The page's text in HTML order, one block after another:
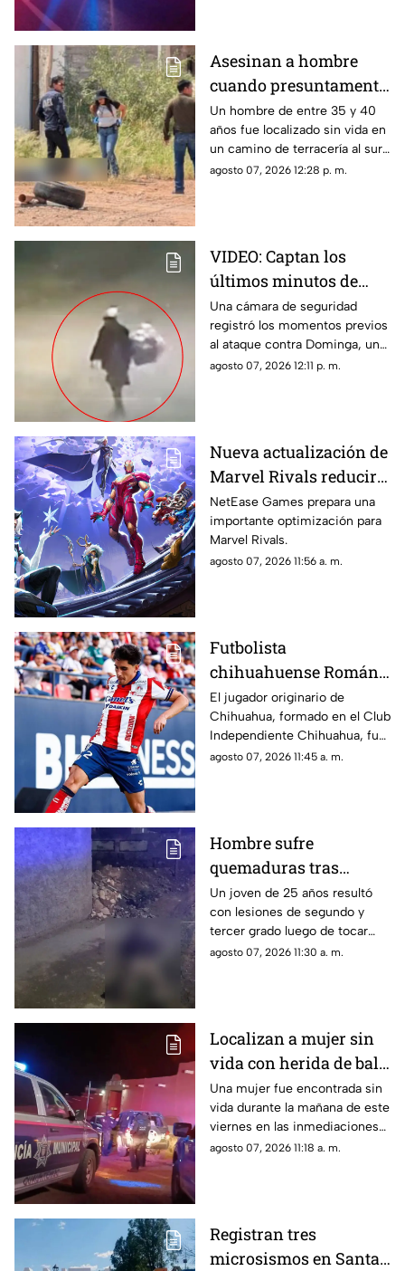
Asesinan a hombre
cuando presuntamente
se dirigía a trabajar en
colonia Los Llanos de
Chihuahua
Un hombre de entre 35 y 40
años fue localizado sin vida en
un camino de terracería al sur
de la ciudad de Chihuahua.
agosto 07, 2026 12:28 p. m.
VIDEO: Captan los
últimos minutos de
vida de Dominga,
abuelita asesinada por
90 pesos en Puebla
Una cámara de seguridad
registró los momentos previos
al ataque contra Dominga, una
mujer de 83 años que fue
agosto 07, 2026 12:11 p. m.
Nueva actualización de
Marvel Rivals reducirá
su tamaño y liberará
espacio en PC y
consolas
NetEase Games prepara una
importante optimización para
Marvel Rivals.
agosto 07, 2026 11:56 a. m.
Futbolista
chihuahuense Román
Torres cumple el sueño
de enfrentar a Lionel
Messi en la Leagues
Cup 2026
El jugador originario de
Chihuahua, formado en el Club
Independiente Chihuahua, fue
titular con Atlético de San Luis.
agosto 07, 2026 11:45 a. m.
Hombre sufre
quemaduras tras
recibir descarga
eléctrica por cable
expuesto en banqueta
de Ciudad Juárez
Un joven de 25 años resultó
con lesiones de segundo y
tercer grado luego de tocar
accidentalmente un cable con
agosto 07, 2026 11:30 a. m.
Localizan a mujer sin
vida con herida de bala
en la cabeza cerca del
Campo 34 en
Cuauhtémoc
Una mujer fue encontrada sin
vida durante la mañana de este
viernes en las inmediaciones
del Campo 34, en el municipio
agosto 07, 2026 11:18 a. m.
Registran tres
microsismos en Santa